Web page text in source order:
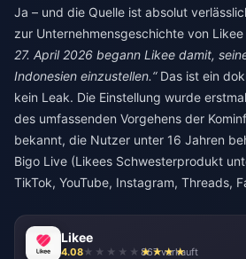
Ja – und die Quelle ist absolut
zur Unternehmensgeschichte von
27. April 2026 begann Likee damit,
Indonesien einzustellen.“Das ist ein
kein Leak. Die Einstellung wurde
des umfassenden Vorgehens der
bekannt, die Nutzer unter 16 Jahren
Bigo Live (Likees Schwesterprodukt
TikTok, YouTube, Instagram, Threads,
Likee
4.08 867 verkauft